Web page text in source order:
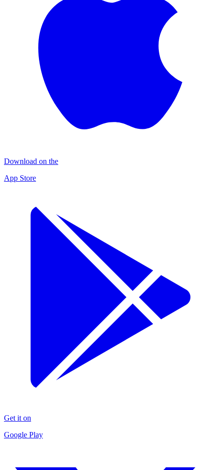
Download on the
App Store
Get it on
Google Play